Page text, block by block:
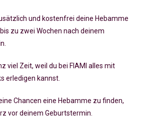
und kostenfrei deine Hebamme
zu zwei Wochen nach deinem
viel Zeit, weil du bei FIAMI alles mit
erledigen kannst.
Chancen eine Hebamme zu finden,
vor deinem Geburtstermin